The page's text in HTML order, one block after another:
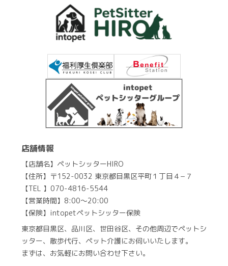
店舗情報
【店舗名】ペットシッターHIRO
【住所】〒152-0032 東京都目黒区平町１丁目４−７
【TEL 】070-4816-5544
【営業時間】8:00～20:00
【保険】intopetペットシッター保険
東京都目黒区、品川区、世田谷区、その他周辺でペットシ
ッター、散歩代行、ペット介護にお伺いいたします。
まずは、お気軽にお問い合わせ下さい。